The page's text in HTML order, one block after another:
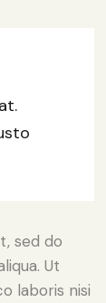
sed do
Ut
laboris nisi